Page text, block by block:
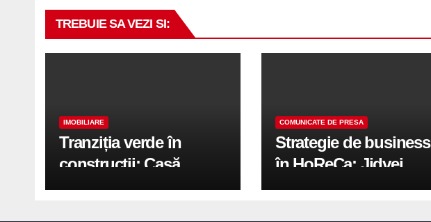
TREBUIE SA VEZI SI:
IMOBILIARE
Tranziția verde în
construcții: Casă
modernă cu structură
COMUNICATE DE PRESA
Strategie de business
în HoReCa: Jidvei
transformă terasele în